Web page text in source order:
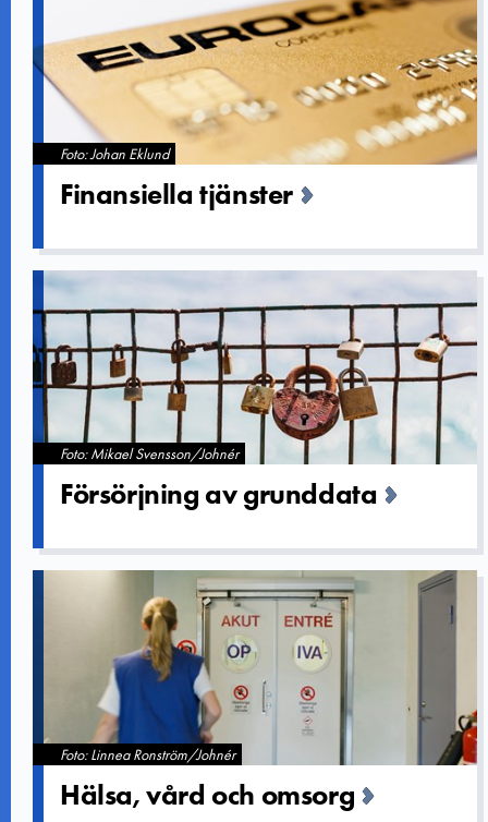
Foto: Johan Eklund
Finansiell­a tjänster
Foto: Mikael Svensson/Johnér
Försörjnin­g av grunddata
Foto: Linnea Ronström/Johnér
Hälsa, vård och omsorg